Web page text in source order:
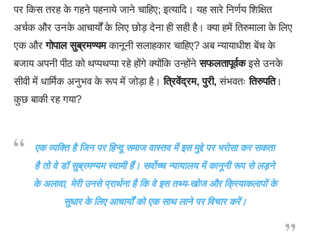
पर किस तरह के गहने पहनाये जाने चाहिए; इत्यादि। यह सारे निर्णय शिक्षित
अर्चक और उनके आचार्यों के लिए छोड़ देना ही सही है। क्या हमें तिरुमाला के लिए
एक औरगोपाल सुब्रमण्यमकानूनी सलाहकार चाहिए? अब न्यायाधीश बेंच के
बजाय अपनी पीठ को थप्पथप्पा रहे होंगे क्योंकि उन्होंनेसफलतापूर्वकइसे उनके
सीवी में धार्मिक अनुभव के रूप में जोड़ा है।त्रिवेंद्रम, पुरी,संभवतःतिरुपति।
कुछ बाकी रह गया?
एक व्यक्ति है जिन पर हिन्दू समाज वास्तव में इस मुद्दे पर भरोसा कर सकता
है तो वे डॉ सुब्रमण्यम स्वामी हैं। सर्वोच्च न्यायालय में कानूनी रूप से लड़ने
के अलावा, मेरी उनसे प्रार्थना है कि वे इस तथ्य-खोज और क्रियाकलापों के
सुधार के लिए आचार्यों को एक साथ लाने पर विचार करें।